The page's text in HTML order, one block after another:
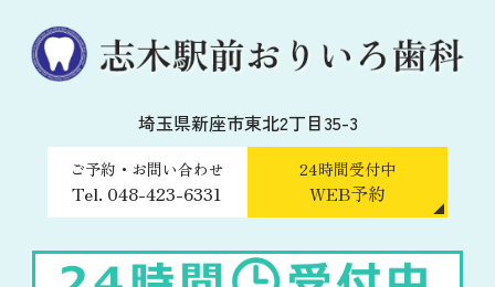
埼玉県新座市東北2丁目35-3
ご予約・お問い合わせ
Tel. 048-423-6331
24時間受付中
WEB予約